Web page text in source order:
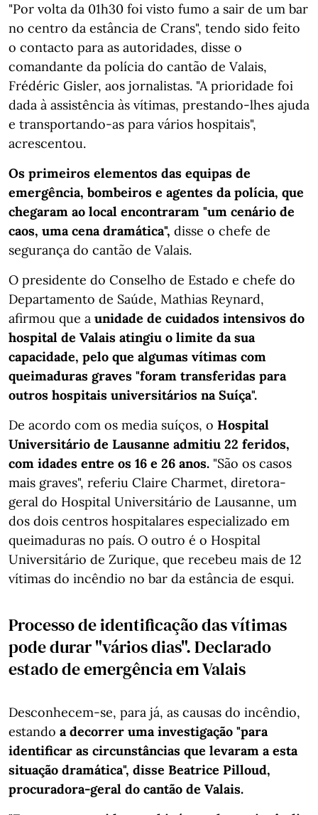
"Por volta da 01h30 foi visto fumo a sair de um bar
no centro da estância de Crans", tendo sido feito
o contacto para as autoridades, disse o
comandante da polícia do cantão de Valais,
Frédéric Gisler, aos jornalistas. "A prioridade foi
dada à assistência às vítimas, prestando-lhes ajuda
e transportando-as para vários hospitais",
acrescentou.
Os primeiros elementos das equipas de
emergência, bombeiros e agentes da polícia, que
chegaram ao local encontraram "um cenário de
caos, uma cena dramática", disse o chefe de
segurança do cantão de Valais.
O presidente do Conselho de Estado e chefe do
Departamento de Saúde, Mathias Reynard,
afirmou que a unidade de cuidados intensivos do
hospital de Valais atingiu o limite da sua
capacidade, pelo que algumas vítimas com
queimaduras graves "foram transferidas para
outros hospitais universitários na Suíça".
De acordo com os media suíços, o Hospital
Universitário de Lausanne admitiu 22 feridos,
com idades entre os 16 e 26 anos. "São os casos
mais graves", referiu Claire Charmet, diretora-
geral do Hospital Universitário de Lausanne, um
dos dois centros hospitalares especializado em
queimaduras no país. O outro é o Hospital
Universitário de Zurique, que recebeu mais de 12
vítimas do incêndio no bar da estância de esqui.
Processo de identificação das vítimas
pode durar "vários dias". Declarado
estado de emergência em Valais
Desconhecem-se, para já, as causas do incêndio,
estando a decorrer uma investigação "para
identificar as circunstâncias que levaram a esta
situação dramática", disse Beatrice Pilloud,
procuradora-geral do cantão de Valais.